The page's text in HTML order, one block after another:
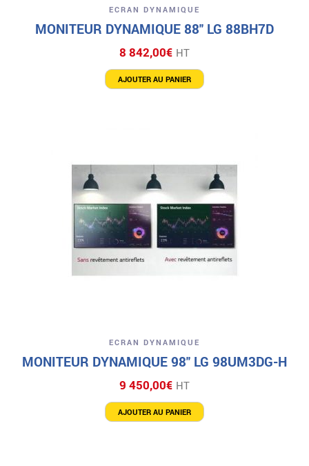
ECRAN DYNAMIQUE
MONITEUR DYNAMIQUE 88″ LG 88BH7D
8 842,00€ HT
AJOUTER AU PANIER
ECRAN DYNAMIQUE
MONITEUR DYNAMIQUE 98″ LG 98UM3DG-H
9 450,00€ HT
AJOUTER AU PANIER